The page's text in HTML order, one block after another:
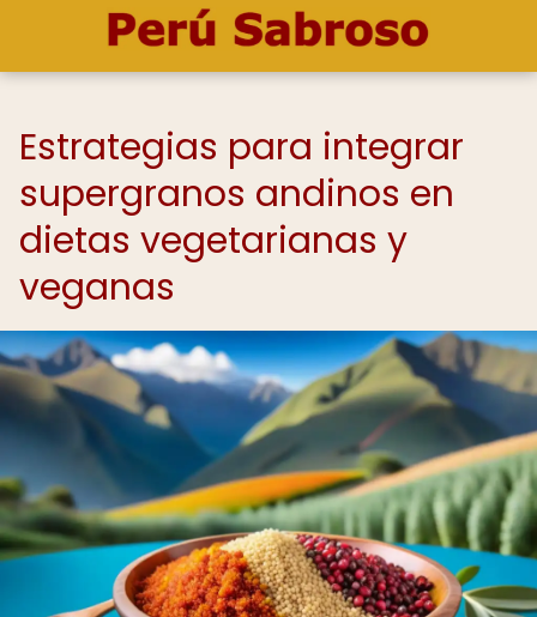
Estrategias para integrar
supergranos andinos en
dietas vegetarianas y
veganas